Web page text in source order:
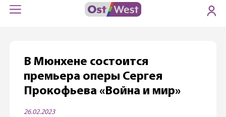
В Мюнхене состоится
премьера оперы Сергея
Прокофьева «Война и мир»
26.02.2023